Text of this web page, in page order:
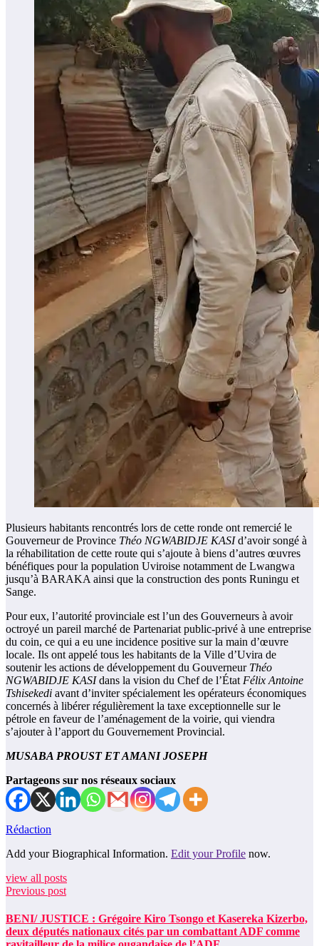
Plusieurs habitants rencontrés lors de cette ronde ont remercié le
Gouverneur de Province Théo NGWABIDJE KASId’avoir songé à
la réhabilitation de cette route qui s’ajoute à biens d’autres œuvres
bénéfiques pour la population Uviroise notamment de Lwangwa
jusqu’à BARAKA ainsi que la construction des ponts Runingu et
Sange.
Pour eux, l’autorité provinciale est l’un des Gouverneurs à avoir
octroyé un pareil marché de Partenariat public-privé à une entreprise
du coin, ce qui a eu une incidence positive sur la main d’œuvre
locale. Ils ont appelé tous les habitants de la Ville d’Uvira de
soutenir les actions de développement du Gouverneur Théo
NGWABIDJE KASIdans la vision du Chef de l’État Félix Antoine
Tshisekedi avant d’inviter spécialement les opérateurs économiques
concernés à libérer régulièrement la taxe exceptionnelle sur le
pétrole en faveur de l’aménagement de la voirie, qui viendra
s’ajouter à l’apport du Gouvernement Provincial.
MUSABA PROUST ET AMANI JOSEPH
Partageons sur nos réseaux sociaux
Rédaction
Add your Biographical Information. Edit your Profile now.
view all posts
Previous post
BENI/ JUSTICE : Grégoire Kiro Tsongo et Kasereka Kizerbo,
deux députés nationaux cités par un combattant ADF comme